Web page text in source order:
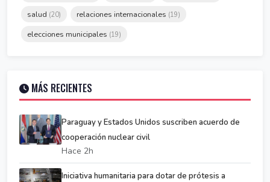
salud (20) relaciones internacionales (19)
elecciones municipales (19)
MÁS RECIENTES
Paraguay y Estados Unidos suscriben acuerdo de
cooperación nuclear civil
Hace 2h
Iniciativa humanitaria para dotar de prótesis a